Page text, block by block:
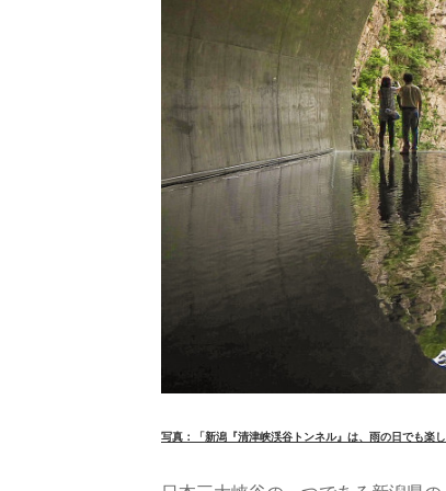
写真：「新潟『清津峡渓谷トンネル』は、雨の日でも楽